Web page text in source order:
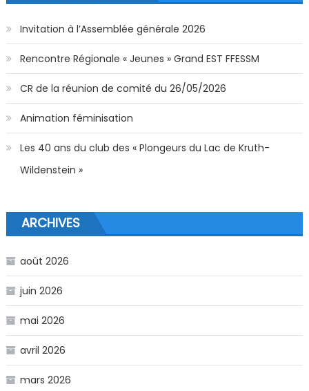
Invitation à l’Assemblée générale 2026
Rencontre Régionale « Jeunes » Grand EST FFESSM
CR de la réunion de comité du 26/05/2026
Animation féminisation
Les 40 ans du club des « Plongeurs du Lac de Kruth-
Wildenstein »
ARCHIVES
août 2026
juin 2026
mai 2026
avril 2026
mars 2026